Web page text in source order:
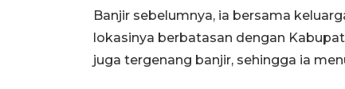
Banjir sebelumnya, ia bersama
lokasinya berbatasan dengan
juga tergenang banjir, sehingga ia